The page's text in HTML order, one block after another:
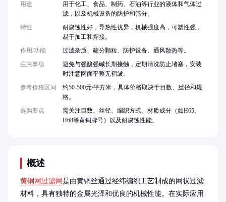
概述
黄铜网过滤网 是由黄铜丝通过经纬编织工艺制成的网状过滤
材料，具有独特的金属光泽和优良的机械性能。在实际应用
用途
用于化工、食品、制药、石油等行业的液体和气体过
滤，以及机械设备的防护和筛分。
特性
耐腐蚀性好，导热性优异，机械强度高，可塑性强，
易于加工和焊接。
作用/功能
过滤杂质、筛分颗粒、防护设备、通风散热等。
注意事项
避免与强酸强碱长期接触，定期清洗防止堵塞，安装
时注意网面平整无褶皱。
参考价格区间
约50-500元/平方米，具体价格取决于目数、丝径和规
格。
选购要点
需关注目数、丝径、编织方式、材质成分（如H65、
H68等黄铜牌号）以及耐腐蚀性能。